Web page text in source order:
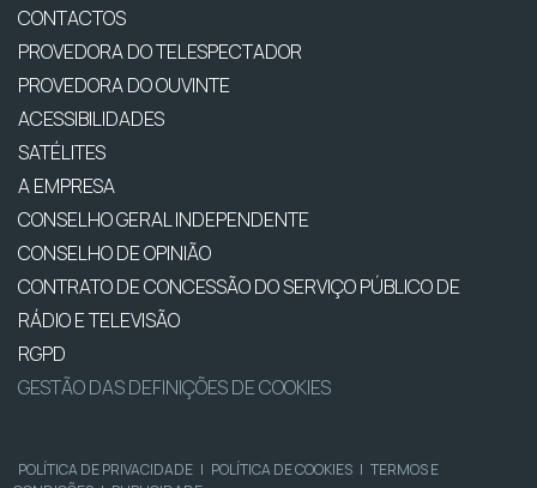
CONTACTOS
PROVEDORA DO TELESPECTADOR
PROVEDORA DO OUVINTE
ACESSIBILIDADES
SATÉLITES
A EMPRESA
CONSELHO GERAL INDEPENDENTE
CONSELHO DE OPINIÃO
CONTRATO DE CONCESSÃO DO SERVIÇO PÚBLICO DE
RÁDIO E TELEVISÃO
RGPD
GESTÃO DAS DEFINIÇÕES DE COOKIES
POLÍTICA DE PRIVACIDADE | POLÍTICA DE COOKIES | TERMOS E